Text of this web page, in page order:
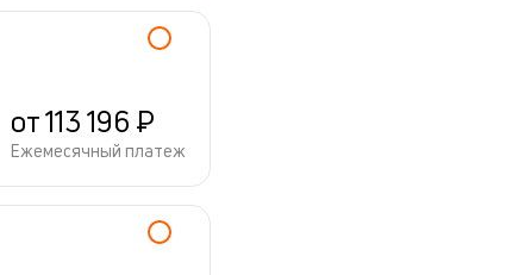
от 113 196 ₽
Ежемесячный платеж